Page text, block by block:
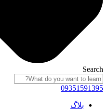
Search
09351591395
بلاگ